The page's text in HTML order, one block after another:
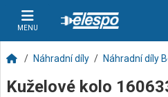
MENU
Náhradní díly Náhradní díly
Kuželové kolo